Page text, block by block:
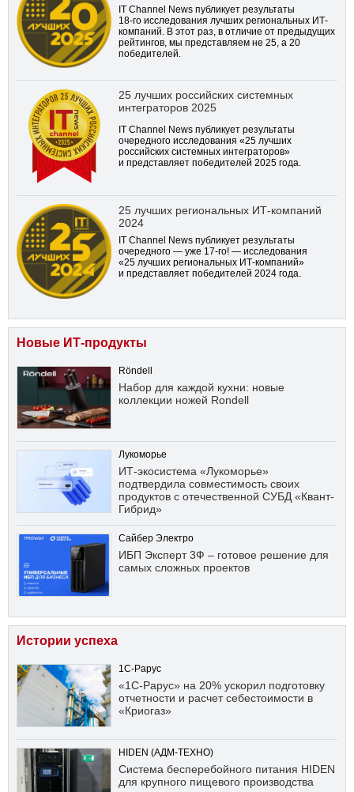
IT Channel News публикует результаты
18-го исследования лучших региональных ИТ-
компаний. В этот раз, в отличие от предыдущих
рейтингов, мы представляем не 25, а 20
победителей.
25 лучших российских системных
интеграторов 2025
IT Channel News публикует результаты
очередного исследования «25 лучших
российских системных интеграторов»
и представляет победителей 2025 года.
25 лучших региональных ИТ-компаний
2024
IT Channel News публикует результаты
очередного — уже 17-го! — исследования
«25 лучших региональных ИТ-компаний»
и представляет победителей 2024 года.
Новые ИТ-продукты
Röndell
Набор для каждой кухни: новые
коллекции ножей Rondell
Лукоморье
ИТ-экосистема «Лукоморье»
подтвердила совместимость своих
продуктов с отечественной СУБД «Квант-
Гибрид»
Сайбер Электро
ИБП Эксперт 3Ф – готовое решение для
самых сложных проектов
Истории успеха
1С-Рарус
«1С-Рарус» на 20% ускорил подготовку
отчетности и расчет себестоимости в
«Криогаз»
HIDEN (АДМ-ТЕХНО)
Система бесперебойного питания HIDEN
для крупного пищевого производства